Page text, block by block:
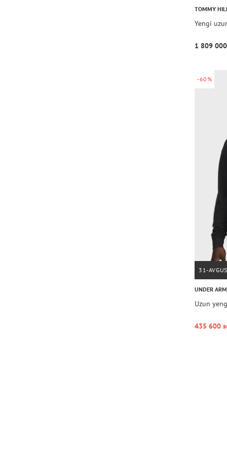
TOMMY
Yengi
1 809 000
-60%
31-
UNDER
Uzun
435 600